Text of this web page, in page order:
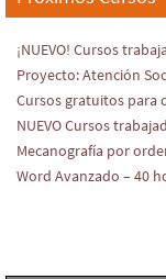
¡NUEVO! Cursos
Proyecto: Atención
Cursos gratuitos para
NUEVO Cursos
Mecanografía por
Word Avanzado – 40